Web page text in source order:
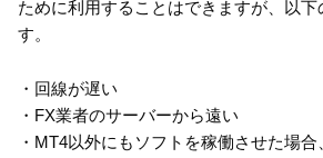
ために利用することはできますが、以下
す。
・回線が遅い
・FX業者のサーバーから遠い
・MT4以外にもソフトを稼働させた場